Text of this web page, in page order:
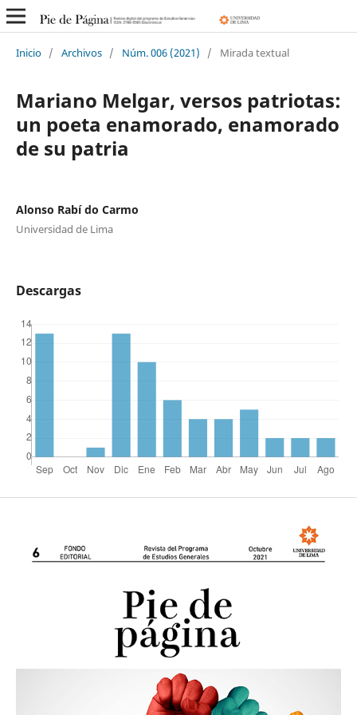
Inicio / Archivos / Núm. 006 (2021) / Mirada textual
Mariano Melgar, versos patriotas:
un poeta enamorado, enamorado
de su patria
Alonso Rabí do Carmo
Universidad de Lima
Descargas